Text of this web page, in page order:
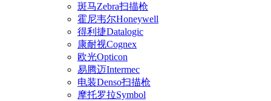
斑马Zebra扫描枪
霍尼韦尔Honeywell
得利捷Datalogic
康耐视Cognex
欧光Opticon
易腾迈Intermec
电装Denso扫描枪
摩托罗拉Symbol